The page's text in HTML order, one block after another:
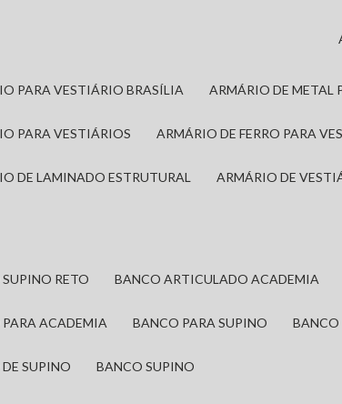
PARA VESTIÁRIO BRASÍLIA ARMÁRIO DE
PARA VESTIÁRIOS ARMÁRIO DE FERRO PARA
DE LAMINADO ESTRUTURAL ARMÁRIO DE
SUPINO RETO BANCO ARTICULADO ACADEMIA
PARA ACADEMIA BANCO PARA SUPINO
DE SUPINO BANCO SUPINO